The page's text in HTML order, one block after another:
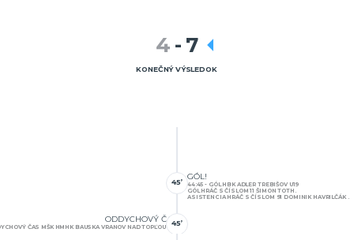
4 - 7
KONEČNÝ VÝSLEDOK
45’
GÓL!
44:45 - GÓL HBK ADLER TREBIŠOV U19
GÓL HRÁČ S ČÍSLOM 11 ŠIMON TOTH.
ASISTENCIA HRÁČ S ČÍSLOM 91 DOMINIK HAVRILČÁK .
ODDYCHOVÝ ČAS
ČAS MŠK HMHK BAUSKA VRANOV NAD TOPĽOU U19
45’